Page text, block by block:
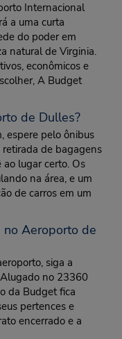
Internacional
a uma curta
do poder em
natural de Virginia.
econômicos e
A Budget
de Dulles?
espere pelo ônibus
de bagagens
ao lugar certo. Os
na área, e um
de carros em um
no Aeroporto de
siga a
no 23360
da Budget fica
pertences e
encerrado e a